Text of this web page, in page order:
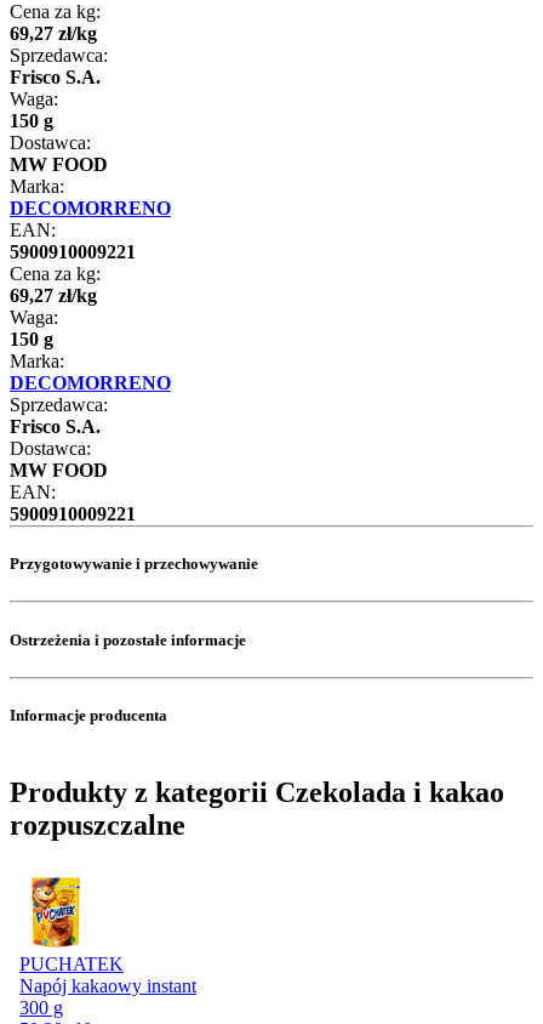
Cena za kg:
69,27 zł/kg
Sprzedawca:
Frisco S.A.
Waga:
150 g
Dostawca:
MW FOOD
Marka:
DECOMORRENO
EAN:
5900910009221
Cena za kg:
69,27 zł/kg
Waga:
150 g
Marka:
DECOMORRENO
Sprzedawca:
Frisco S.A.
Dostawca:
MW FOOD
EAN:
5900910009221
Przygotowywanie i przechowywanie
Ostrzeżenia i pozostałe informacje
Informacje producenta
Produkty z kategorii Czekolada i kakao
rozpuszczalne
PUCHATEK
Napój kakaowy instant
300 g